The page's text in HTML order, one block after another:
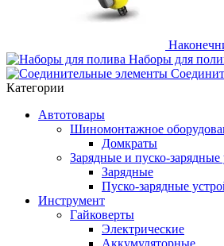
Наборы для
Категории
Автотовары
Шиномонтажное
Домкраты
Зарядные и пуско-зарядные
Зарядные
Пуско-зарядные
Инструмент
Гайковерты
Электрические
Аккумуляторные